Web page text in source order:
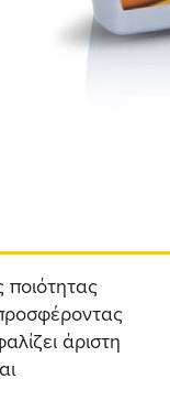
ποιότητας
άριστη